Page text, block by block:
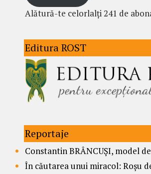
Alătură-te celorlalți 241 de
Editura ROST
Reportaje
Constantin BRÂNCUȘI, model
În căutarea unui miracol: Roșu